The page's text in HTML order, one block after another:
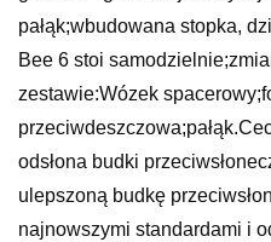
pałąk;wbudowana stopka,
Bee 6 stoi
zestawie:Wózek
odsłona budki
ulepszoną budkę
najnowszymi standardami i